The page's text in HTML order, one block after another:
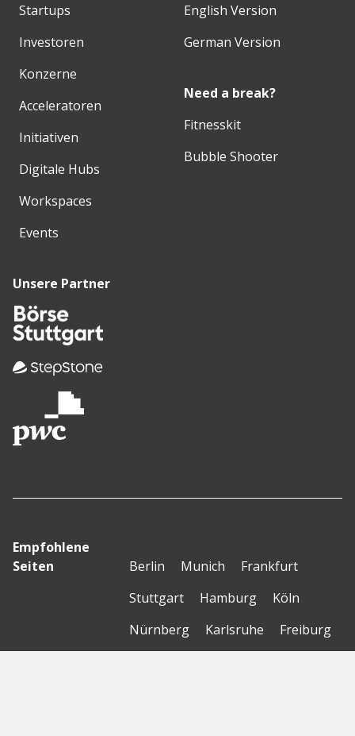
Startups
Investoren
Konzerne
Acceleratoren
Initiativen
Digitale Hubs
Workspaces
Events
English Version
German Version
Need a break?
Fitnesskit
Bubble Shooter
Unsere Partner
Empfohlene
Seiten
Berlin Munich
Frankfurt
Stuttgart
Hamburg
Köln
Nürnberg
Karlsruhe Freiburg